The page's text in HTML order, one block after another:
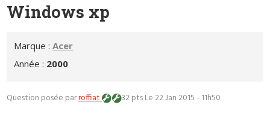
Windows xp
Marque :Acer
Année : 2000
Question posée parroffiat 32 ptsLe 22 Jan 2015 - 11h50